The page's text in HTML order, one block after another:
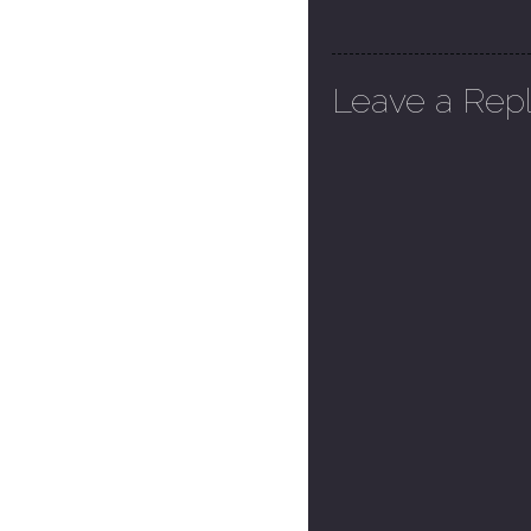
Leave a